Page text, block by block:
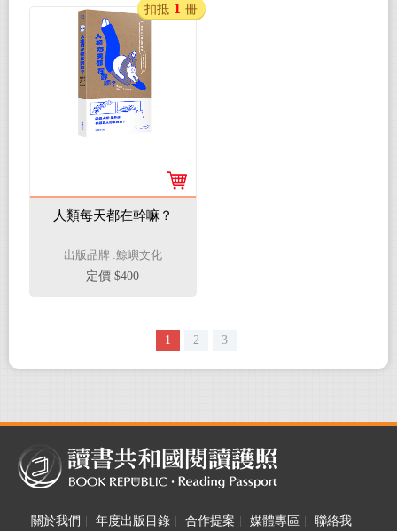
人類每天都在幹嘛？
出版品牌 :鯨嶼文化
定價 $400
扣抵 1 冊
1 2 3
關於我們 年度出版目錄 合作提案 媒體專區 聯絡我